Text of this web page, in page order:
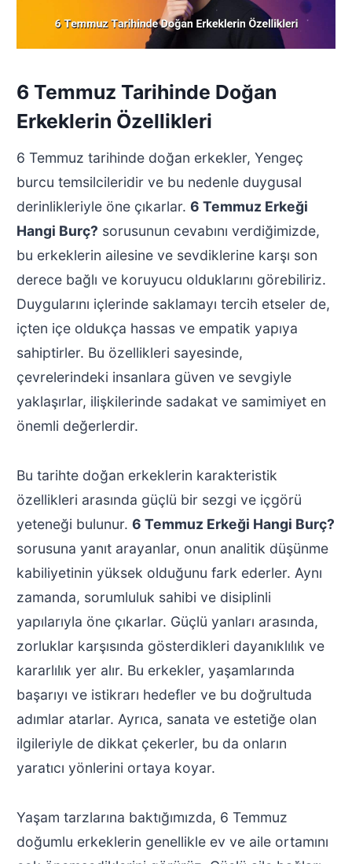
6 Temmuz Tarihinde Doğan
Erkeklerin Özellikleri
6 Temmuz tarihinde doğan erkekler, Yengeç
burcu temsilcileridir ve bu nedenle duygusal
derinlikleriyle öne çıkarlar. 6 Temmuz Erkeği
Hangi Burç? sorusunun cevabını verdiğimizde,
bu erkeklerin ailesine ve sevdiklerine karşı son
derece bağlı ve koruyucu olduklarını görebiliriz.
Duygularını içlerinde saklamayı tercih etseler de,
içten içe oldukça hassas ve empatik yapıya
sahiptirler. Bu özellikleri sayesinde,
çevrelerindeki insanlara güven ve sevgiyle
yaklaşırlar, ilişkilerinde sadakat ve samimiyet en
önemli değerlerdir.
Bu tarihte doğan erkeklerin karakteristik
özellikleri arasında güçlü bir sezgi ve içgörü
yeteneği bulunur. 6 Temmuz Erkeği Hangi Burç?
sorusuna yanıt arayanlar, onun analitik düşünme
kabiliyetinin yüksek olduğunu fark ederler. Aynı
zamanda, sorumluluk sahibi ve disiplinli
yapılarıyla öne çıkarlar. Güçlü yanları arasında,
zorluklar karşısında gösterdikleri dayanıklılık ve
kararlılık yer alır. Bu erkekler, yaşamlarında
başarıyı ve istikrarı hedefler ve bu doğrultuda
adımlar atarlar. Ayrıca, sanata ve estetiğe olan
ilgileriyle de dikkat çekerler, bu da onların
yaratıcı yönlerini ortaya koyar.
Yaşam tarzlarına baktığımızda, 6 Temmuz
doğumlu erkeklerin genellikle ev ve aile ortamını